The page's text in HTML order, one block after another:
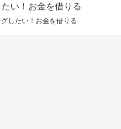
い！お金を借りる
したい！お金を借りる.